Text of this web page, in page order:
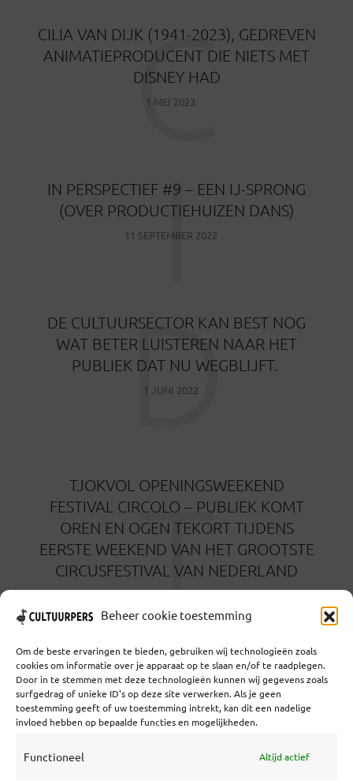
Beheer cookie toestemming
Om de beste ervaringen te bieden, gebruiken wij technologieën zoals
cookies om informatie over je apparaat op te slaan en/of te raadplegen.
Door in te stemmen met deze technologieën kunnen wij gegevens zoals
surfgedrag of unieke ID's op deze site verwerken. Als je geen
toestemming geeft of uw toestemming intrekt, kan dit een nadelige
invloed hebben op bepaalde functies en mogelijkheden.
Functioneel Altijd actief
CILIA VAN DIJK (1941-2023), GEDREVEN
ANIMATIEPRODUCENT DIE NIETS MET
DISNEY HAD
1 MEI 2023
C
IN PERSPECTIEF #9 – EEN IJ-SPRONG
(OVER PRODUCTIEHUIZEN DANS)
11 SEPTEMBER 2022
I
DE CULTUURSECTOR KAN BEST NOG
WAT BETER LUISTEREN NAAR HET
PUBLIEK DAT NU WEGBLIJFT.
1 JUNI 2022
D
TJOKVOL OPENINGSWEEKEND
FESTIVAL CIRCOLO – PUBLIEK KOMT
OREN EN OGEN TEKORT TIJDENS
EERSTE WEEKEND VAN HET GROOTSTE
CIRCUSFESTIVAL VAN NEDERLAND
T
Coöperatief Cultureel Persbureau U.A. | Salzburg 29 |
3524KS Utrecht | KvK: 55573592 |Btw: